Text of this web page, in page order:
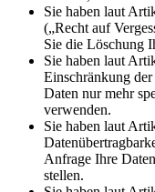
Sie haben laut
(„Recht auf
Sie die Löschung
Sie haben laut
Einschränkung
Daten nur mehr
verwenden.
Sie haben laut
Anfrage Ihre
stellen.